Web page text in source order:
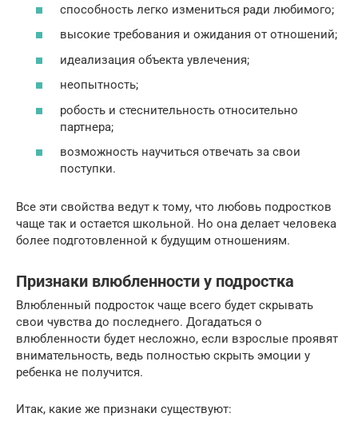
способность легко измениться ради любимого;
высокие требования и ожидания от отношений;
идеализация объекта увлечения;
неопытность;
робость и стеснительность относительно
партнера;
возможность научиться отвечать за свои
поступки.
Все эти свойства ведут к тому, что любовь подростков
чаще так и остается школьной. Но она делает человека
более подготовленной к будущим отношениям.
Признаки влюбленности у подростка
Влюбленный подросток чаще всего будет скрывать
свои чувства до последнего. Догадаться о
влюбленности будет несложно, если взрослые проявят
внимательность, ведь полностью скрыть эмоции у
ребенка не получится.
Итак, какие же признаки существуют: